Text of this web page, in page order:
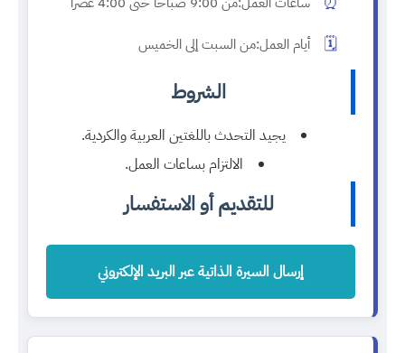
🗓️ أيام العمل:من السبت إلى الخميس
الشروط
يجيد التحدث باللغتين العربية والكردية.
الالتزام بساعات العمل.
للتقديم أو الاستفسار
إرسال السيرة الذاتية عبر البريد الإلكتروني